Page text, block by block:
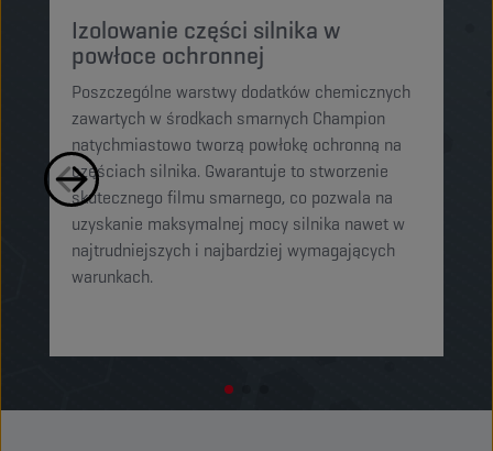
Izolowanie części silnika w
powłoce ochronnej
Poszczególne warstwy dodatków chemicznych
zawartych w środkach smarnych Champion
natychmiastowo tworzą powłokę ochronną na
częściach silnika. Gwarantuje to stworzenie
skutecznego filmu smarnego, co pozwala na
uzyskanie maksymalnej mocy silnika nawet w
najtrudniejszych i najbardziej wymagających
warunkach.